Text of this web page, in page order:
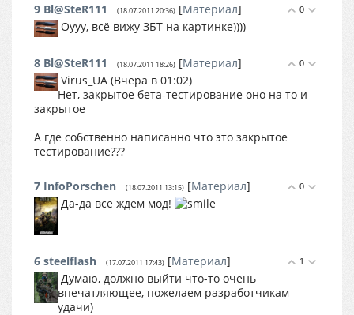
0
9 Bl@SteR111 (18.07.2011 20:36) [Материал]
Оууу, всё вижу ЗБТ на картинке))))
0
8 Bl@SteR111 (18.07.2011 18:26) [Материал]
Virus_UA (Вчера в 01:02)
Нет, закрытое бета-тестирование оно на то и
закрытое
А где собственно написанно что это закрытое
тестирование???
0
7 InfoPorschen (18.07.2011 13:15) [Материал]
Да-да все ждем мод!
1
6 steelflash (17.07.2011 17:43) [Материал]
Думаю, должно выйти что-то очень
впечатляющее, пожелаем разработчикам
удачи)